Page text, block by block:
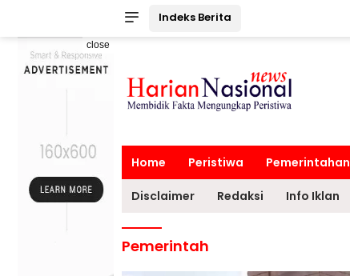
Indeks Berita
close
Home Peristiwa Pemerintahan
Disclaimer Redaksi Info Iklan
Pemerintah